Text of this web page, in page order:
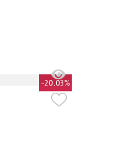
-20.03%